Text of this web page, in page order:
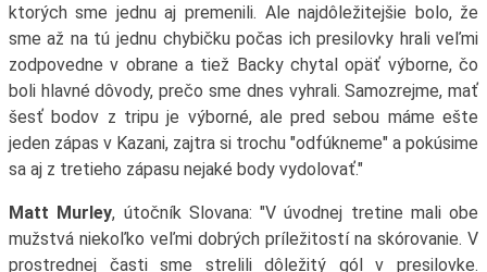
ktorých sme jednu aj premenili. Ale najdôležitejšie bolo, že
sme až na tú jednu chybičku počas ich presilovky hrali veľmi
zodpovedne v obrane a tiež Backy chytal opäť výborne, čo
boli hlavné dôvody, prečo sme dnes vyhrali. Samozrejme, mať
šesť bodov z tripu je výborné, ale pred sebou máme ešte
jeden zápas v Kazani, zajtra si trochu "odfúkneme" a pokúsime
sa aj z tretieho zápasu nejaké body vydolovať."
Matt Murley, útočník Slovana: "V úvodnej tretine mali obe
mužstvá niekoľko veľmi dobrých príležitostí na skórovanie. V
prostrednej časti sme strelili dôležitý gól v presilovke.